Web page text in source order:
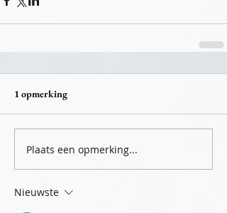
1 opmerking
Plaats een opmerking...
Nieuwste